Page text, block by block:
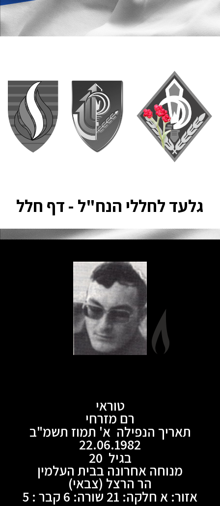
גלעד לחללי הנח"ל - דף חלל
טוראי
רם מזרחי
תאריך הנפילה א' תמוז תשמ"ב
22.06.1982
בגיל 20
מנוחה אחרונה בבית העלמין
הר הרצל (צבאי)
אזור: א חלקה: 21 שורה: 6 קבר : 5